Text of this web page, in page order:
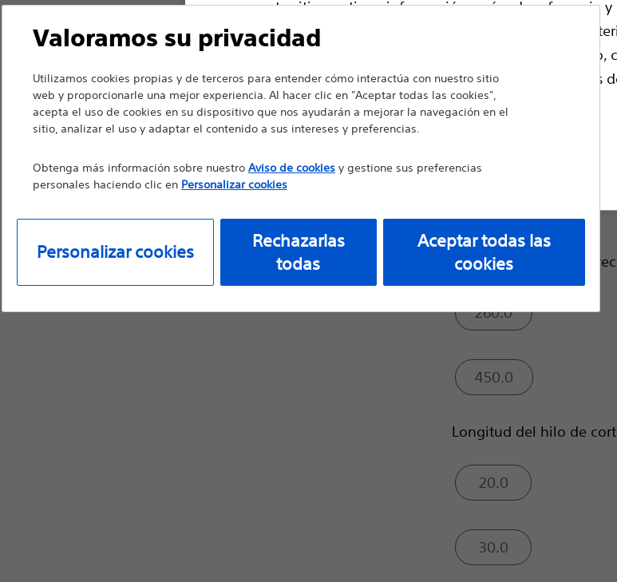
en que este sitio contiene información, guías de referencia y
por parte de profesionales médicos colegiados, dichos
ofrecer asesoramiento médico profesional. Antes de su
para obtener la información prescriptiva y las instrucciones
Continuar Rechazar
Comparar
Diámetro exterior de la
Diámetro de la guía
260.0
450.0
Longitud del hilo de
20.0
30.0
Valoramos su privacidad
Utilizamos cookies propias y de terceros para entender cómo interactúa con nuestro sitio
web y proporcionarle una mejor experiencia. Al hacer clic en "Aceptar todas las cookies",
acepta el uso de cookies en su dispositivo que nos ayudarán a mejorar la navegación en el
sitio, analizar el uso y adaptar el contenido a sus intereses y preferencias.
Obtenga más información sobre nuestro Aviso de cookiesy gestione sus preferencias
personales haciendo clic en Personalizar cookies
Personalizar cookies
Rechazarlas
todas
Aceptar todas las
cookies